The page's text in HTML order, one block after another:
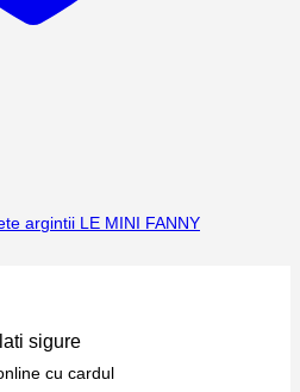
argintii LE MINI FANNY
sigure
cu cardul